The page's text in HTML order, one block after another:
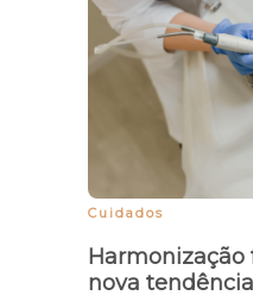
Cuidados
Harmonização
nova tendência